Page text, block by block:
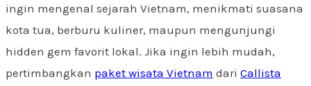
ingin mengenal sejarah Vietnam, menikmati suasana
kota tua, berburu kuliner, maupun mengunjungi
hidden gem favorit lokal. Jika ingin lebih mudah,
pertimbangkan paket wisata Vietnam dari Callista